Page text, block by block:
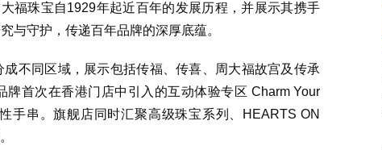
福珠宝自1929年起近百年的发展历程，并展示其携手
与守护，传递百年品牌的深厚底蕴。
不同区域，展示包括传福、传喜、周大福故宫及传承
牌首次在香港门店中引入的互动体验专区 Charm Your
手串。旗舰店同时汇聚高级珠宝系列、
HEARTS ON